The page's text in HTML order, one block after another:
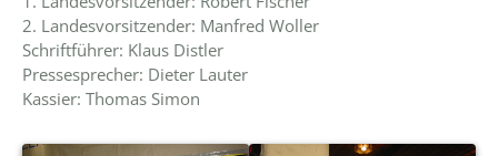
2. Landesvorsitzender: Manfred Woller
Schriftführer: Klaus Distler
Pressesprecher: Dieter Lauter
Kassier: Thomas Simon